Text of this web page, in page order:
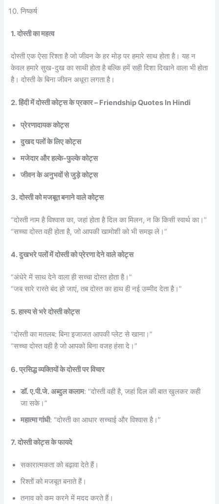
निष्कर्ष
1. दोस्ती का महत्व
दोस्ती एक ऐसा रिश्ता है जो जीवन के हर मोड़ पर हमारे साथ होता है। यह न
केवल हमारे सुख-दुख का साथी होता है बल्कि हमें सही दिशा दिखाने वाला भी होता
है। दोस्ती के बिना जीवन अधूरा लगता है।
2. हिंदी में दोस्ती कोट्स के प्रकार – Friendship Quotes In Hindi
प्रेरणादायक कोट्स
दुखद पलों के लिए कोट्स
मजेदार और हल्के-फुल्के कोट्स
जीवन के अनुभवों से जुड़े कोट्स
3. दोस्ती को मजबूत बनाने वाले कोट्स
“दोस्ती नाम है विश्वास का, जहां होता है दिल का मिलन, न कि किसी स्वार्थ का।”
“सच्चा दोस्त वही होता है, जो आपकी खामोशी को भी समझ ले।”
4. दुखभरे पलों में दोस्ती को प्रेरणा देने वाले कोट्स
“अंधेरे में साथ देने वाला ही सच्चा दोस्त होता है।”
“जब सारे रास्ते बंद हो जाएं, तब दोस्त का हाथ ही नई उम्मीद देता है।”
5. हास्य से भरे दोस्ती कोट्स
“दोस्ती का मतलब: बिना इजाजत आपकी प्लेट से खाना।”
“सच्चा दोस्त वही है जो आपको बिना वजह हंसा दे।”
6. प्रसिद्ध व्यक्तियों के दोस्ती पर विचार
डॉ. ए.पी.जे. अब्दुल कलाम: “दोस्ती वही है, जहां दिल की बात खुलकर कही
जा सके।”
महात्मा गांधी: “दोस्ती का आधार सच्चाई और विश्वास है।”
7. दोस्ती कोट्स के फायदे
सकारात्मकता को बढ़ावा देते हैं।
रिश्तों को मजबूत बनाते हैं।
तनाव को कम करने में मदद करते हैं।